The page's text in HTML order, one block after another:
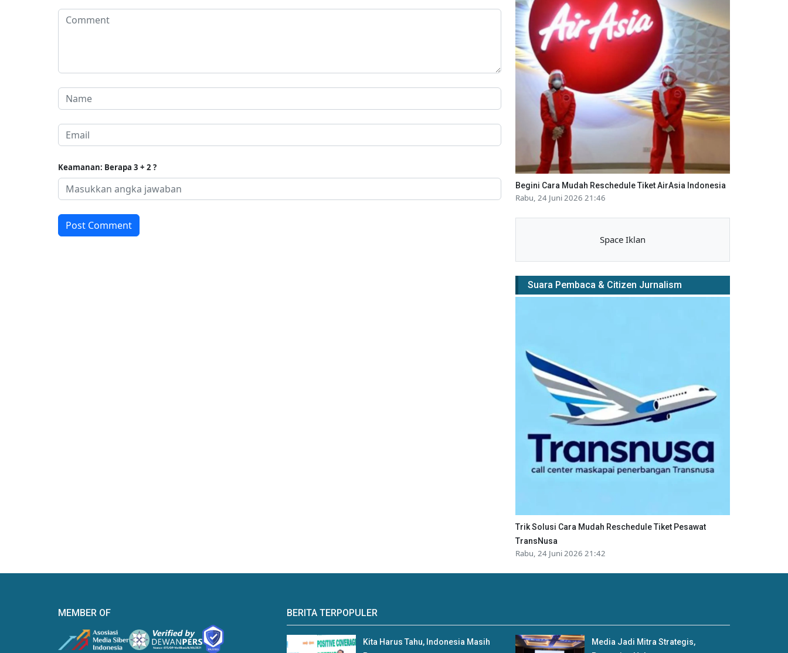
Keamanan: Berapa 3 + 2 ?
Post Comment
Begini Cara Mudah Reschedule Tiket AirAsia Indonesia
Rabu, 24 Juni 2026 21:46
Space Iklan
Suara Pembaca & Citizen Jurnalism
Trik Solusi Cara Mudah Reschedule Tiket Pesawat
TransNusa
Rabu, 24 Juni 2026 21:42
MEMBER OF BERITA TERPOPULER
Kita Harus Tahu, Indonesia Masih
Media Jadi Mitra Strategis,